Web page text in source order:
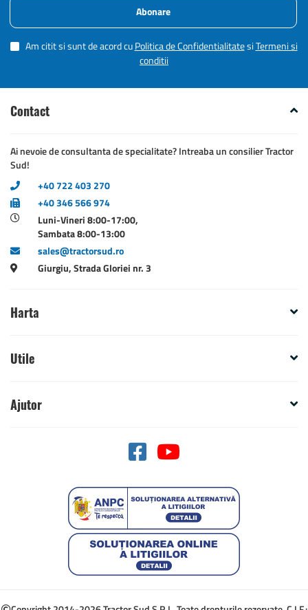
Abonare
Am citit si sunt de acord cuPolitica de ConfidentialitatesiTermeni si
conditii
Contact
Ai nevoie de consultanta de specialitate? Intreaba un consilier Tractor
Sud!
+40 722 403 270
+40 346 566 974
Luni-Vineri 8:00-17:00,
Sambata 8:00-13:00
sales@tractorsud.ro
Giurgiu, Strada Gloriei nr. 3
Harta
Utile
Ajutor